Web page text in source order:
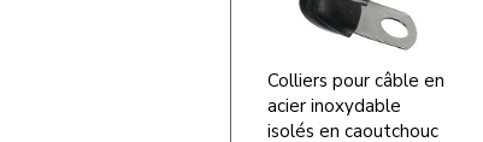
Colliers pour câble en
acier inoxydable
isolés en caoutchouc